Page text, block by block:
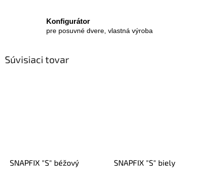
Konfigurátor
pre posuvné dvere, vlastná výroba
Súvisiaci tovar
SNAPFIX "S" béžový SNAPFIX "S" biely